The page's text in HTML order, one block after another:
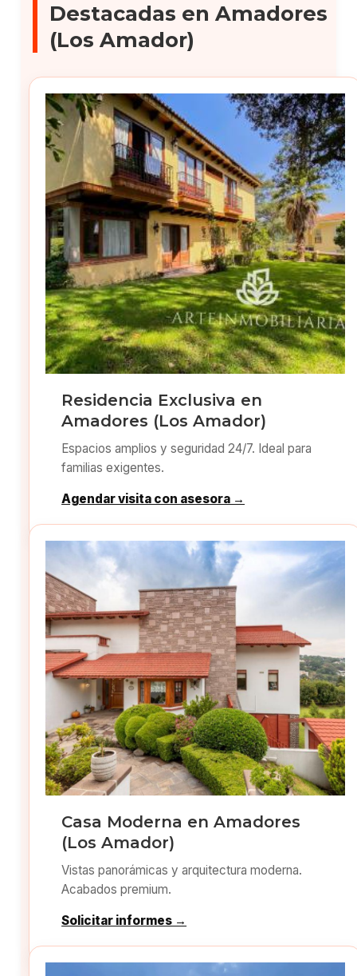
Destacadas en Amadores
(Los Amador)
Residencia Exclusiva en
Amadores (Los Amador)
Espacios amplios y seguridad 24/7. Ideal para
familias exigentes.
Agendar visita con asesora →
Casa Moderna en Amadores
(Los Amador)
Vistas panorámicas y arquitectura moderna.
Acabados premium.
Solicitar informes →